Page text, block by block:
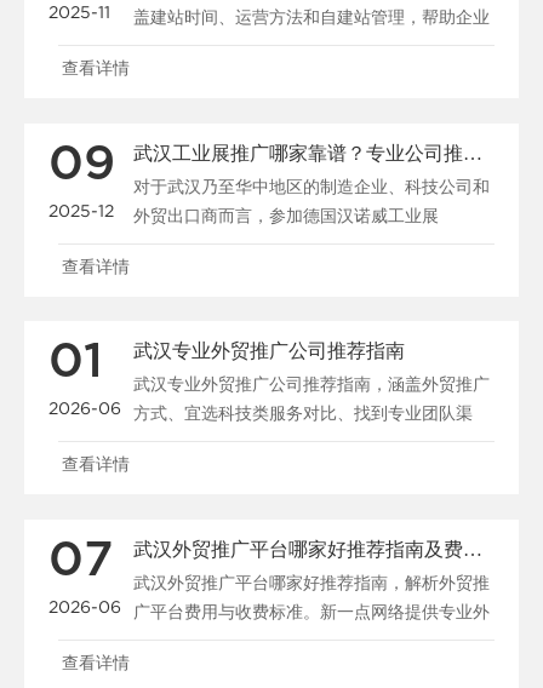
2025-11
盖建站时间、运营方法和自建站管理，帮助企业
优化预算和策略。......
查看详情
09
2025-12
武汉工业展推广哪家靠谱？专业公司推荐与参展指南
对于武汉乃至华中地区的制造企业、科技公司和
外贸出口商而言，参加德国汉诺威工业展
（HANNOVER M......
查看详情
01
2026-06
武汉专业外贸推广公司推荐指南
武汉专业外贸推广公司推荐指南，涵盖外贸推广
方式、宜选科技类服务对比、找到专业团队渠
道、品牌出海策略及......
查看详情
07
2026-06
武汉外贸推广平台哪家好推荐指南及费用解析
武汉外贸推广平台哪家好推荐指南，解析外贸推
广平台费用与收费标准。新一点网络提供专业外
贸推广解决方案，......
查看详情